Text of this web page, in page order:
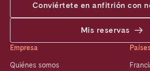
Conviértete en anfitrión con
Mis reservas
Empresa
Quiénes somos